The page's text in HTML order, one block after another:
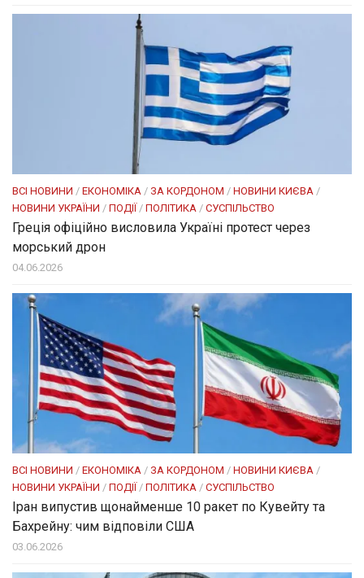
ВСІ НОВИНИ / ЕКОНОМІКА / ЗА КОРДОНОМ / НОВИНИ КИЄВА /
НОВИНИ УКРАЇНИ / ПОДІЇ / ПОЛІТИКА / СУСПІЛЬСТВО
Греція офіційно висловила Україні протест через
морський дрон
04.06.2026
ВСІ НОВИНИ / ЕКОНОМІКА / ЗА КОРДОНОМ / НОВИНИ КИЄВА /
НОВИНИ УКРАЇНИ / ПОДІЇ / ПОЛІТИКА / СУСПІЛЬСТВО
Іран випустив щонайменше 10 ракет по Кувейту та
Бахрейну: чим відповіли США
03.06.2026